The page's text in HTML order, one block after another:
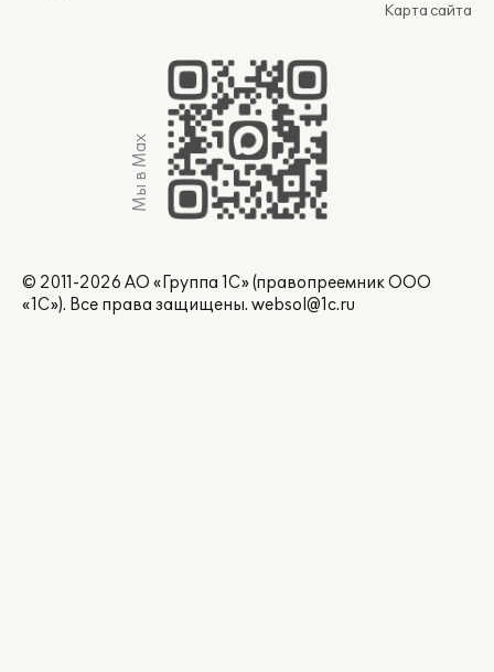
Карта сайта
Мы в Max
© 2011-2026 АО «Группа 1С» (правопреемник ООО
«1С»). Все права защищены. websol@1c.ru